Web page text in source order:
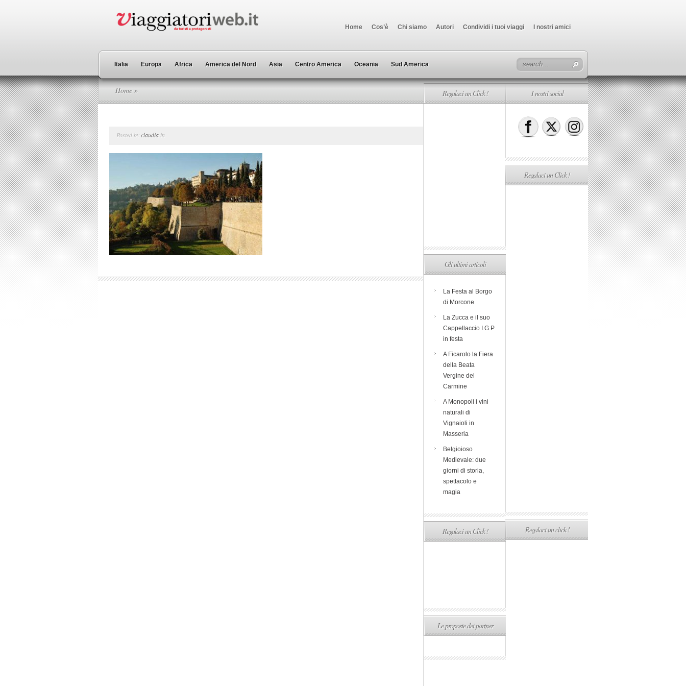
Home Cos’è Chi siamo Autori Condividi i tuoi viaggi I nostri amici
Italia Europa Africa America del Nord Asia Centro America Oceania Sud America
Home »
Posted byclaudia in
Regalaci un Click !
Gli ultimi articoli
La Festa al Borgo
di Morcone
La Zucca e il suo
Cappellaccio I.G.P
in festa
A Ficarolo la Fiera
della Beata
Vergine del
Carmine
A Monopoli i vini
naturali di
Vignaioli in
Masseria
Belgioioso
Medievale: due
giorni di storia,
spettacolo e
magia
Regalaci un Click !
Le proposte dei partner
I nostri social
Regalaci un Click !
Regalaci un click !